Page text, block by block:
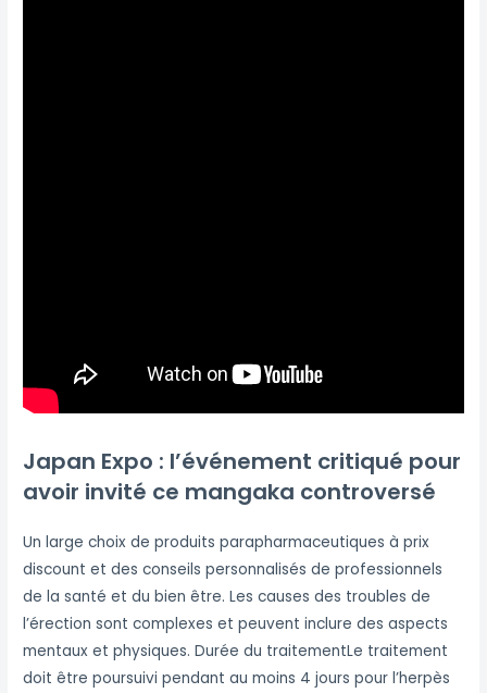
Japan Expo : l’événement critiqué pour
avoir invité ce mangaka controversé
Un large choix de produits parapharmaceutiques à prix
discount et des conseils personnalisés de professionnels
de la santé et du bien être. Les causes des troubles de
l’érection sont complexes et peuvent inclure des aspects
mentaux et physiques. Durée du traitementLe traitement
doit être poursuivi pendant au moins 4 jours pour l’herpès